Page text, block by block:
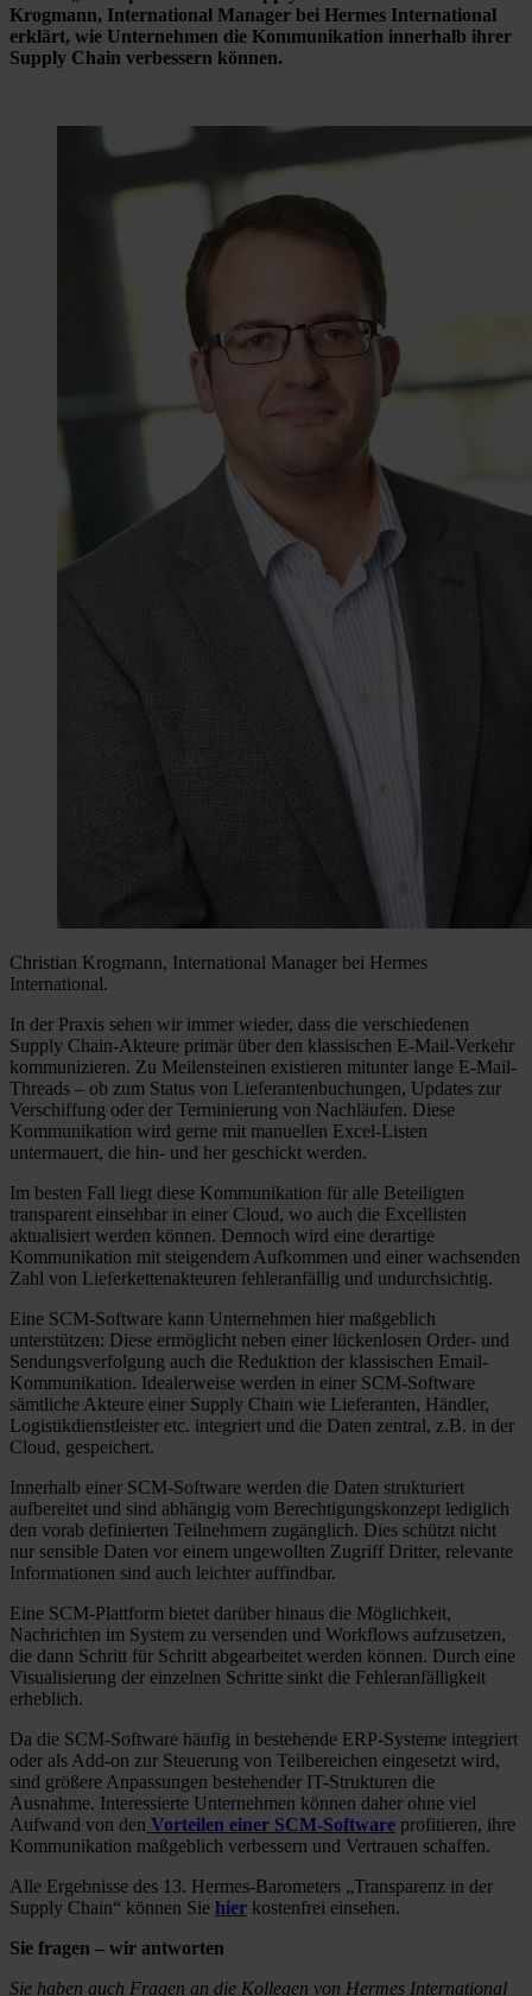
Krogmann, International Manager bei Hermes International
erklärt, wie Unternehmen die Kommunikation innerhalb ihrer
Supply Chain verbessern können.
Christian Krogmann, International Manager bei Hermes
International.
In der Praxis sehen wir immer wieder, dass die verschiedenen
Supply Chain-Akteure primär über den klassischen E-Mail-Verkehr
kommunizieren. Zu Meilensteinen existieren mitunter lange E-Mail-
Threads – ob zum Status von Lieferantenbuchungen, Updates zur
Verschiffung oder der Terminierung von Nachläufen. Diese
Kommunikation wird gerne mit manuellen Excel-Listen
untermauert, die hin- und her geschickt werden.
Im besten Fall liegt diese Kommunikation für alle Beteiligten
transparent einsehbar in einer Cloud, wo auch die Excellisten
aktualisiert werden können. Dennoch wird eine derartige
Kommunikation mit steigendem Aufkommen und einer wachsenden
Zahl von Lieferkettenakteuren fehleranfällig und undurchsichtig.
Eine SCM-Software kann Unternehmen hier maßgeblich
unterstützen: Diese ermöglicht neben einer lückenlosen Order- und
Sendungsverfolgung auch die Reduktion der klassischen Email-
Kommunikation. Idealerweise werden in einer SCM-Software
sämtliche Akteure einer Supply Chain wie Lieferanten, Händler,
Logistikdienstleister etc. integriert und die Daten zentral, z.B. in der
Cloud, gespeichert.
Innerhalb einer SCM-Software werden die Daten strukturiert
aufbereitet und sind abhängig vom Berechtigungskonzept lediglich
den vorab definierten Teilnehmern zugänglich. Dies schützt nicht
nur sensible Daten vor einem ungewollten Zugriff Dritter, relevante
Informationen sind auch leichter auffindbar.
Eine SCM-Plattform bietet darüber hinaus die Möglichkeit,
Nachrichten im System zu versenden und Workflows aufzusetzen,
die dann Schritt für Schritt abgearbeitet werden können. Durch eine
Visualisierung der einzelnen Schritte sinkt die Fehleranfälligkeit
erheblich.
Da die SCM-Software häufig in bestehende ERP-Systeme integriert
oder als Add-on zur Steuerung von Teilbereichen eingesetzt wird,
sind größere Anpassungen bestehender IT-Strukturen die
Ausnahme. Interessierte Unternehmen können daher ohne viel
Aufwand von den Vorteilen einer SCM-Software profitieren, ihre
Kommunikation maßgeblich verbessern und Vertrauen schaffen.
Alle Ergebnisse des 13. Hermes-Barometers „Transparenz in der
Supply Chain“ können Sie hier kostenfrei einsehen.
Sie fragen – wir antworten
Sie haben auch Fragen an die Kollegen von Hermes International